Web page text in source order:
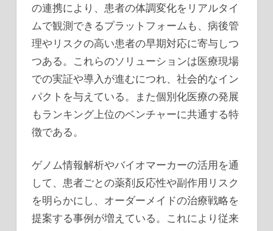
の連携により、患者の体調変化をリアルタイ
ムで観測できるプラットフォームも、病後管
理やリスクの高い患者の早期対応に寄与しつ
つある。これらのソリューションは医療現場
での実証や導入が進むにつれ、社会的なイン
パクトを与えている。また個別化医療の発展
もランキング上位のベンチャーに共通する特
徴である。
ゲノム情報解析やバイオマーカーの活用を通
して、患者ごとの薬剤反応性や副作用リスク
を明らかにし、オーダーメイドの治療戦略を
提案する事例が増えている。これにより従来